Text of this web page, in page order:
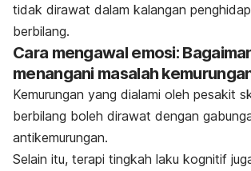
tidak dirawat dalam kalangan
berbilang.
Cara mengawal emosi:
menangani masalah
Kemurungan yang dialami oleh pesakit
berbilang boleh dirawat dengan
antikemurungan.
Selain itu, terapi tingkah laku kognitif